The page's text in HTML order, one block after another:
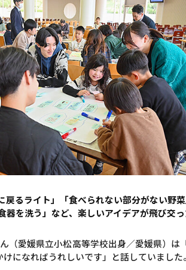
戻るライト」「食べられない部分がない野菜
器を洗う」など、楽しいアイデアが飛び交
（愛媛県立小松高等学校出身／愛媛県）
になればうれしいです」と話していました。